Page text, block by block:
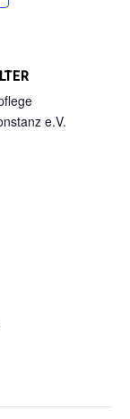
e.V.